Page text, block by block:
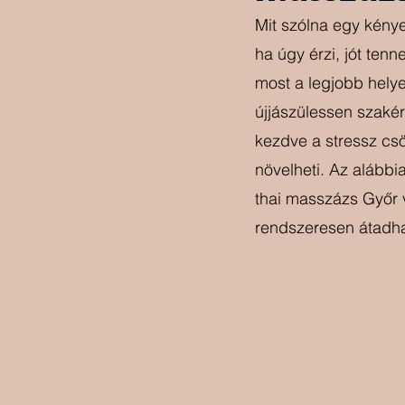
Mit szólna egy
ha úgy érzi, jót
most a legjobb
újjászülessen
kezdve a stressz
növelheti. Az
thai masszázs
rendszeresen